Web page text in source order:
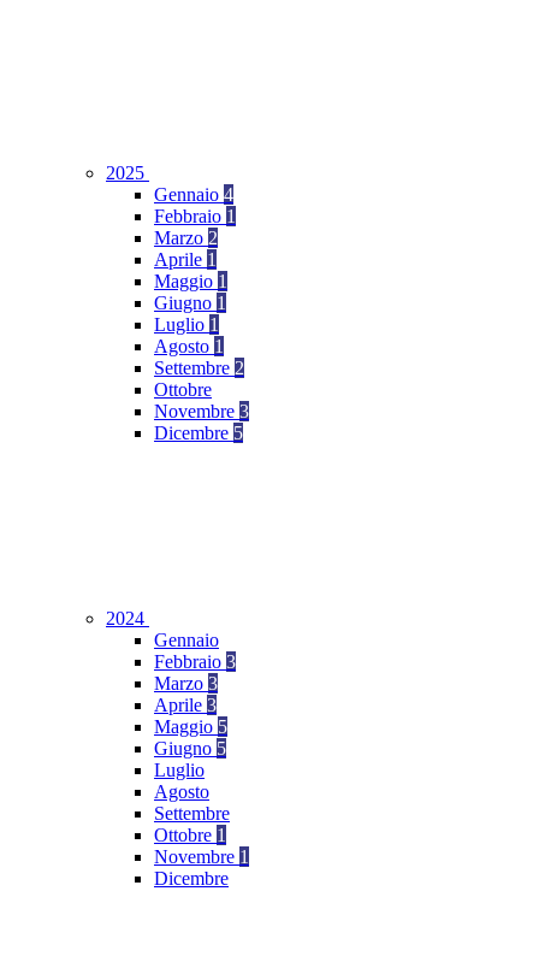
2025
Gennaio 4
Febbraio 1
Marzo 2
Aprile 1
Maggio 1
Giugno 1
Luglio 1
Agosto 1
Settembre 2
Ottobre
Novembre 3
Dicembre 5
2024
Gennaio
Febbraio 3
Marzo 3
Aprile 3
Maggio 5
Giugno 5
Luglio
Agosto
Settembre
Ottobre 1
Novembre 1
Dicembre